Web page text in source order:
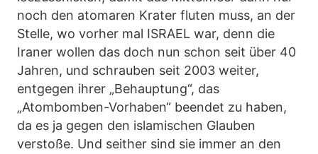
noch den atomaren Krater fluten muss, an der
Stelle, wo vorher mal ISRAEL war, denn die
Iraner wollen das doch nun schon seit über 40
Jahren, und schrauben seit 2003 weiter,
entgegen ihrer „Behauptung“, das
„Atombomben-Vorhaben“ beendet zu haben,
da es ja gegen den islamischen Glauben
verstoße. Und seither sind sie immer an den